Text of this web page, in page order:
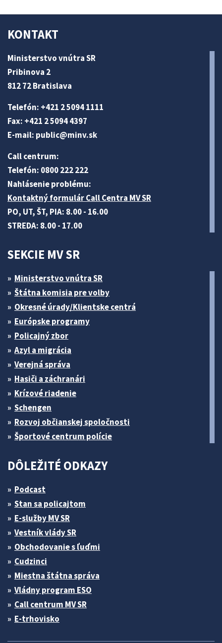
KONTAKT
Ministerstvo vnútra SR
Pribinova 2
812 72 Bratislava
Telefón: +421 2 5094 1111
Fax: +421 2 5094 4397
E-mail: public@minv.sk
Call centrum:
Telefón: 0800 222 222
Nahlásenie problému:
Kontaktný formulár Call Centra MV SR
PO, UT, ŠT, PIA: 8.00 - 16.00
STREDA: 8.00 - 17.00
SEKCIE MV SR
Ministerstvo vnútra SR
Štátna komisia pre volby
Okresné úrady/Klientske centrá
Európske programy
Policajný zbor
Azyl a migrácia
Verejná správa
Hasiči a záchranári
Krízové riadenie
Schengen
Rozvoj občianskej spoločnosti
Športové centrum polície
DÔLEŽITÉ ODKAZY
Podcast
Stan sa policajtom
E-služby MV SR
Vestník vlády SR
Obchodovanie s ľuďmi
Cudzinci
Miestna štátna správa
Vládny program ESO
Call centrum MV SR
E-trhovisko